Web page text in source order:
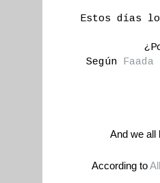
Estos días
Según Faada
And we all
According to